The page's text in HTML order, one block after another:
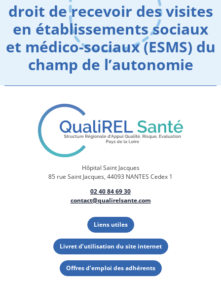
droit de recevoir des visites
en établissements sociaux
et médico-sociaux (ESMS) du
champ de l’autonomie
Hôpital Saint Jacques
85 rue Saint Jacques, 44093 NANTES Cedex 1
02 40 84 69 30
contact@qualirelsante.com
Liens utiles
Livret d’utilisation du site internet
Offres d’emploi des adhérents